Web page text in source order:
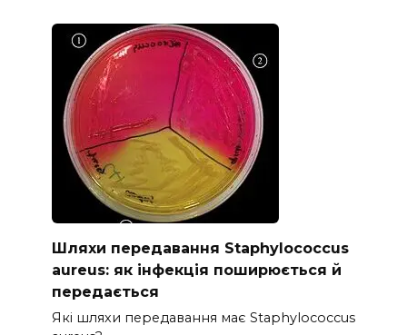
Шляхи передавання Staphylococcus
aureus: як інфекція поширюється й
передається
Які шляхи передавання має Staphylococcus